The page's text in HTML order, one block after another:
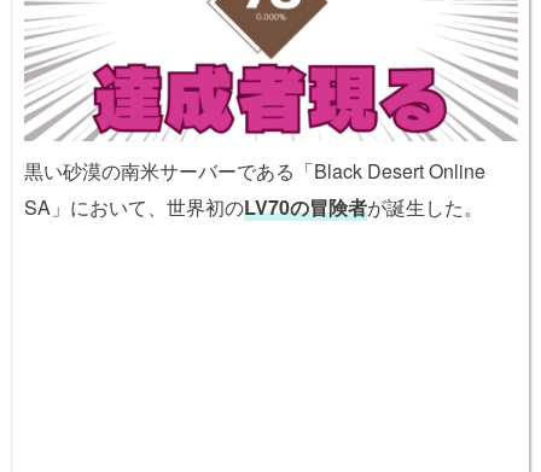
黒い砂漠の南米サーバーである「Black Desert Online
SA」において、世界初のLV70の冒険者が誕生した。